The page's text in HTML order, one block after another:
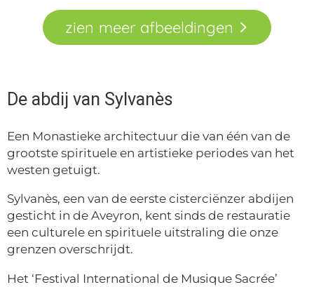
zien meer afbeeldingen
De abdij van Sylvanès
Een Monastieke architectuur die van één van de
grootste spirituele en artistieke periodes van het
westen getuigt.
Sylvanès, een van de eerste cisterciënzer abdijen
gesticht in de Aveyron, kent sinds de restauratie
een culturele en spirituele uitstraling die onze
grenzen overschrijdt.
Het ‘Festival International de Musique Sacrée’